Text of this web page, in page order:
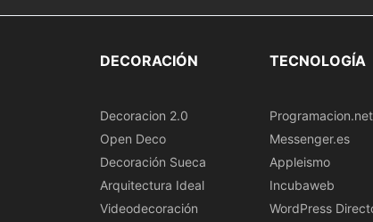
DECORACIÓN
Decoracion 2.0
Open Deco
Decoración Sueca
Arquitectura Ideal
Videodecoración
TECNOLOGÍA
Programacion.net
Messenger.es
Appleismo
Incubaweb
WordPress